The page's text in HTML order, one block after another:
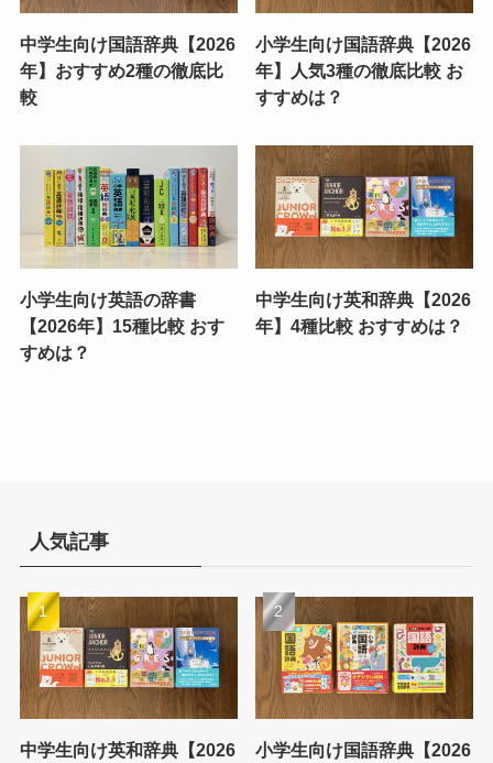
中学生向け国語辞典【2026
年】おすすめ2種の徹底比
較
小学生向け国語辞典【2026
年】人気3種の徹底比較 お
すすめは？
小学生向け英語の辞書
【2026年】15種比較 おす
すめは？
中学生向け英和辞典【2026
年】4種比較 おすすめは？
人気記事
中学生向け英和辞典【2026
小学生向け国語辞典【2026